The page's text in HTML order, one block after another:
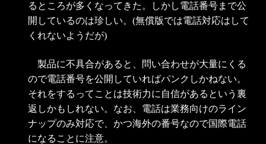
るところが多くなってきた。しかし電話番号まで公
開しているのは珍しい。(無償版では電話対応はして
くれないようだが)
製品に不具合があると、問い合わせが大量にくる
ので電話番号を公開していればパンクしかねない。
それをするってことは技術力に自信があるという裏
返しかもしれない。なお、電話は業務向けのライン
ナップのみ対応で、かつ海外の番号なので国際電話
になることに注意。